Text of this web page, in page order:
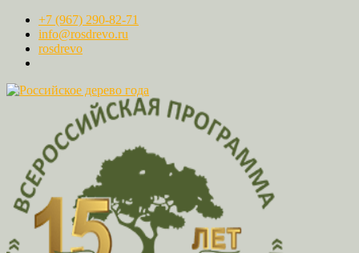
+7 (967) 290-82-71
info@rosdrevo.ru
rosdrevo